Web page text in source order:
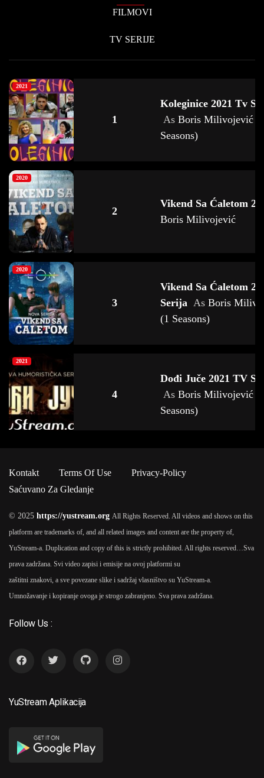
FILMOVI
TV SERIJE
2021
1
Koleginice 2021 Tv
As Boris Milivojević
Seasons)
2020
2
Vikend Sa Ćaletom
Boris Milivojević
2020
3
Vikend Sa Ćaletom
Serija As Boris
(1 Seasons)
2021
4
Dođi Juče 2021 TV
As Boris Milivojević
Seasons)
Spomenik Majklu
2023
6
Munje Opet 2023
Milivojević
Kontakt Terms Of Use
Privacy-Policy
Saćuvano Za Gledanje
© 2025 https://yustream.org All Rights Reserved. All videos and shows on this
platform are trademarks of, and all related images and content are the property of,
YuStream-a. Duplication and copy of this is strictly prohibited. All rights reserved…Sva
prava zadržana. Svi video zapisi i emisije na ovoj platformi su
zaštitni znakovi, a sve povezane slike i sadržaj vlasništvo su YuStream-a.
Umnožavanje i kopiranje ovoga je strogo zabranjeno. Sva prava zadržana.
Follow Us :
YuStream Aplikacija